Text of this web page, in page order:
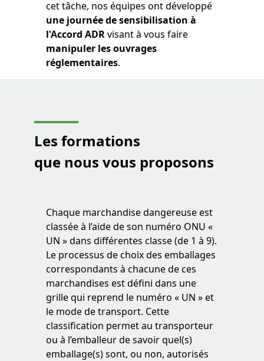
cet tâche, nos équipes ont développé
une journée de sensibilisation à
l'Accord ADRvisant à vous faire
manipuler les ouvrages
réglementaires.
Les formations
que nous vous proposons
Chaque marchandise dangereuse est
classée à l’aide de son numéro ONU «
UN » dans différentes classe (de 1 à 9).
Le processus de choix des emballages
correspondants à chacune de ces
marchandises est défini dans une
grille qui reprend le numéro « UN » et
le mode de transport. Cette
classification permet au transporteur
ou à l’emballeur de savoir quel(s)
emballage(s) sont, ou non, autorisés